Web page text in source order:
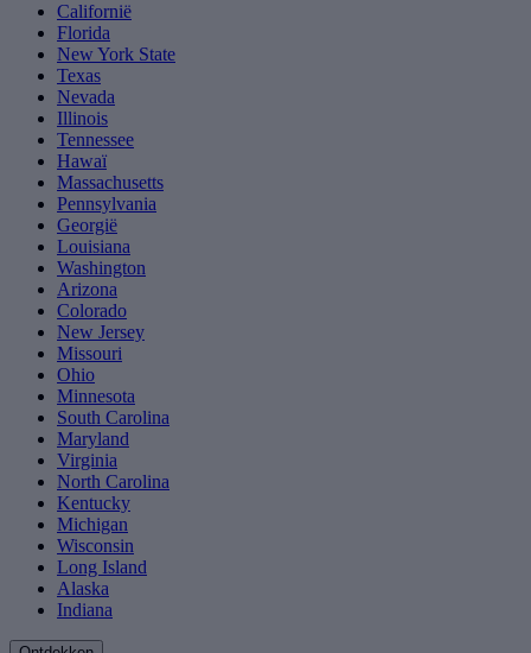
Californië
Florida
New York State
Texas
Nevada
Illinois
Tennessee
Hawaï
Massachusetts
Pennsylvania
Georgië
Louisiana
Washington
Arizona
Colorado
New Jersey
Missouri
Ohio
Minnesota
South Carolina
Maryland
Virginia
North Carolina
Kentucky
Michigan
Wisconsin
Long Island
Alaska
Indiana